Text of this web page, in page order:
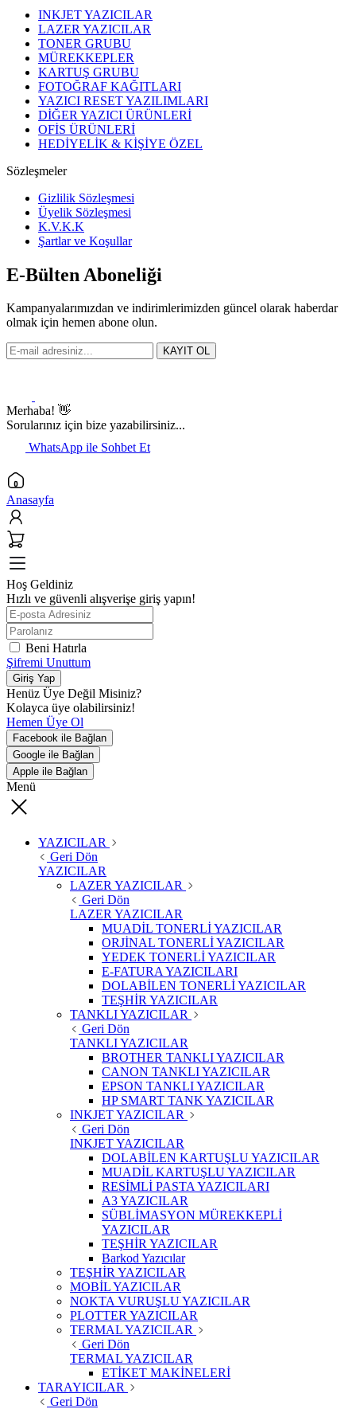
INKJET YAZICILAR
LAZER YAZICILAR
TONER GRUBU
MÜREKKEPLER
KARTUŞ GRUBU
FOTOĞRAF KAĞITLARI
YAZICI RESET YAZILIMLARI
DİĞER YAZICI ÜRÜNLERİ
OFİS ÜRÜNLERİ
HEDİYELİK & KİŞİYE ÖZEL
Sözleşmeler
Gizlilik Sözleşmesi
Üyelik Sözleşmesi
K.V.K.K
Şartlar ve Koşullar
E-Bülten Aboneliği
Kampanyalarımızdan ve indirimlerimizden güncel olarak haberdar
olmak için hemen abone olun.
KAYIT OL
Merhaba! 👋
Sorularınız için bize yazabilirsiniz...
WhatsApp ile Sohbet Et
Anasayfa
Hoş Geldiniz
Hızlı ve güvenli alışverişe giriş yapın!
Beni Hatırla
Şifremi Unuttum
Giriş Yap
Henüz Üye Değil Misiniz?
Kolayca üye olabilirsiniz!
Hemen Üye Ol
Facebook ile Bağlan
Google ile Bağlan
Apple ile Bağlan
Menü
YAZICILAR
Geri Dön
YAZICILAR
LAZER YAZICILAR
Geri Dön
LAZER YAZICILAR
MUADİL TONERLİ YAZICILAR
ORJİNAL TONERLİ YAZICILAR
YEDEK TONERLİ YAZICILAR
E-FATURA YAZICILARI
DOLABİLEN TONERLİ YAZICILAR
TEŞHİR YAZICILAR
TANKLI YAZICILAR
Geri Dön
TANKLI YAZICILAR
BROTHER TANKLI YAZICILAR
CANON TANKLI YAZICILAR
EPSON TANKLI YAZICILAR
HP SMART TANK YAZICILAR
INKJET YAZICILAR
Geri Dön
INKJET YAZICILAR
DOLABİLEN KARTUŞLU YAZICILAR
MUADİL KARTUŞLU YAZICILAR
RESİMLİ PASTA YAZICILARI
A3 YAZICILAR
SÜBLİMASYON MÜREKKEPLİ
YAZICILAR
TEŞHİR YAZICILAR
Barkod Yazıcılar
TEŞHİR YAZICILAR
MOBİL YAZICILAR
NOKTA VURUŞLU YAZICILAR
PLOTTER YAZICILAR
TERMAL YAZICILAR
Geri Dön
TERMAL YAZICILAR
ETİKET MAKİNELERİ
TARAYICILAR
Geri Dön